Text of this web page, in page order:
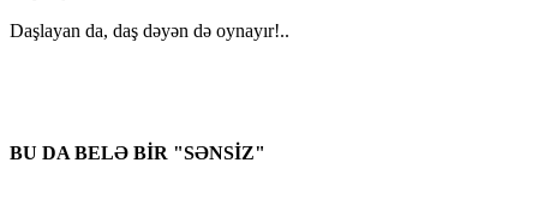
Daşlayan da, daş dəyən də oynayır!..
BU DA BELƏ BİR "SƏNSİZ"